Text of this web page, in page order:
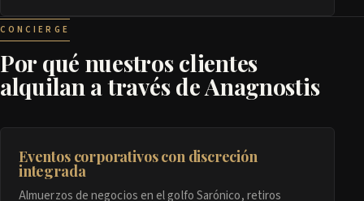
CONCIERGE
Por qué nuestros clientes
alquilan a través de Anagnostis
Eventos corporativos con discreción
integrada
Almuerzos de negocios en el golfo Sarónico, retiros